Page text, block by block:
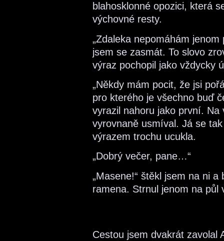
blahosklonné opozici, která
výchovné resty.
„Zdaleka nepomáhám
jsem se zasmát. To slovo
výraz pochopil jako vždycky
„Někdy mám pocit, že jsi
pro kterého je všechno buď
vyrazil nahoru jako první.
vyrovnaně usmíval. Já se
výrazem trochu ucukla.
„Dobrý večer, pane…“
„Masene!“ štěkl jsem na ni
ramena. Strnul jenom na půl
Cestou jsem dvakrát zavolal